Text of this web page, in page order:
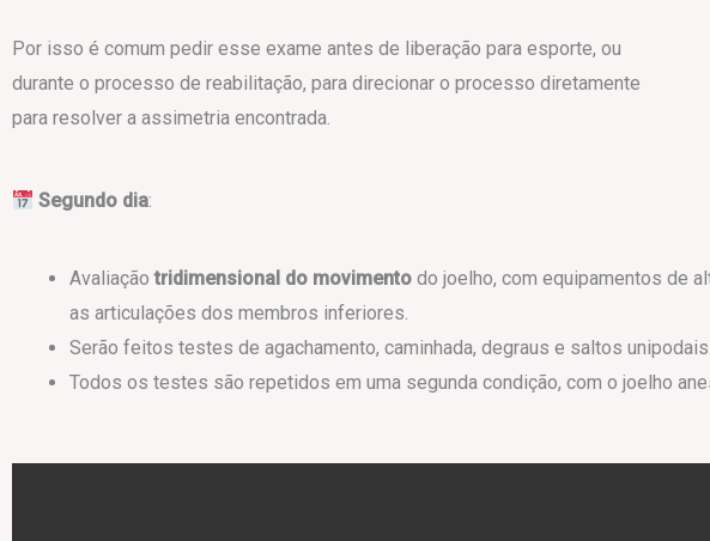
Por isso é comum pedir esse exame antes de liberação para esporte, ou
durante o processo de reabilitação, para direcionar o processo diretamente
para resolver a assimetria encontrada.
Segundo dia:
Avaliaçãotridimensional do movimento do joelho, com equipamentos de
as articulações dos membros inferiores.
Serão feitos testes de agachamento, caminhada, degraus e saltos unipodais.
Todos os testes são repetidos em uma segunda condição, com o joelho